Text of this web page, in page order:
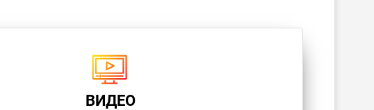
ВИДЕО